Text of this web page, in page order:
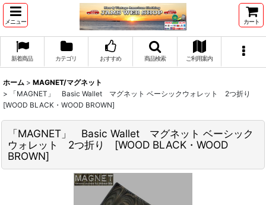
メニュー カート
新着商品 カテゴリ おすすめ 商品検索 ご利用案内
ホーム > MAGNET/マグネット
>
「MAGNET」 Basic Wallet マグネット ベーシックウォレット 2つ折り
[WOOD BLACK・WOOD BROWN]
「MAGNET」 Basic Wallet マグネット ベーシック
ウォレット 2つ折り [WOOD BLACK・WOOD
BROWN]